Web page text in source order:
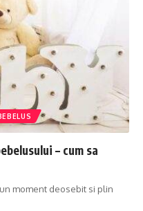
– cum sa
moment deosebit si plin